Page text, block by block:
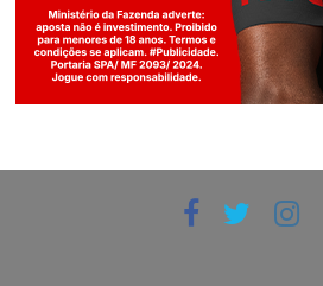
Jogue com responsabilidade. 18+